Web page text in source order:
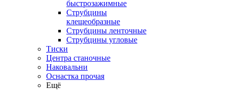
быстрозажимные
Струбцины
клещеобразные
Струбцины ленточные
Струбцины угловые
Тиски
Центра станочные
Наковальни
Оснастка прочая
Ещё